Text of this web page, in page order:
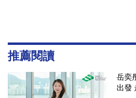
推薦閱讀
岳奕彤
出發